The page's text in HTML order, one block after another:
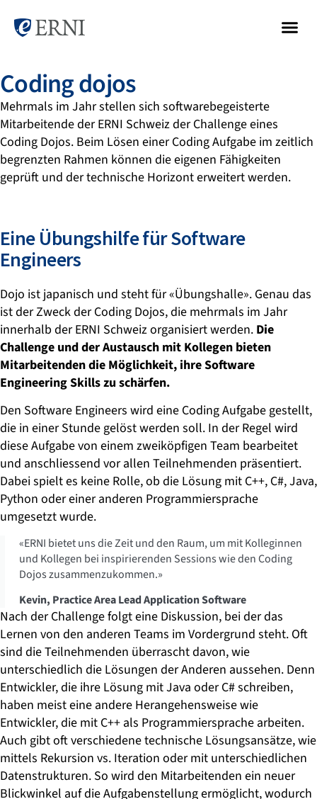
Coding dojos
Mehrmals im Jahr stellen sich softwarebegeisterte
Mitarbeitende der ERNI Schweiz der Challenge eines
Coding Dojos. Beim Lösen einer Coding Aufgabe im zeitlich
begrenzten Rahmen können die eigenen Fähigkeiten
geprüft und der technische Horizont erweitert werden.
Eine Übungshilfe für Software
Engineers
Dojo ist japanisch und steht für «Übungshalle». Genau das
ist der Zweck der Coding Dojos, die mehrmals im Jahr
innerhalb der ERNI Schweiz organisiert werden. Die
Challenge und der Austausch mit Kollegen bieten
Mitarbeitenden die Möglichkeit, ihre Software
Engineering Skills zu schärfen.
Den Software Engineers wird eine Coding Aufgabe gestellt,
die in einer Stunde gelöst werden soll. In der Regel wird
diese Aufgabe von einem zweiköpfigen Team bearbeitet
und anschliessend vor allen Teilnehmenden präsentiert.
Dabei spielt es keine Rolle, ob die Lösung mit C++, C#, Java,
Python oder einer anderen Programmiersprache
umgesetzt wurde.
«ERNI bietet uns die Zeit und den Raum, um mit Kolleginnen
und Kollegen bei inspirierenden Sessions wie den Coding
Dojos zusammenzukommen.»
Kevin, Practice Area Lead Application Software
Nach der Challenge folgt eine Diskussion, bei der das
Lernen von den anderen Teams im Vordergrund steht. Oft
sind die Teilnehmenden überrascht davon, wie
unterschiedlich die Lösungen der Anderen aussehen. Denn
Entwickler, die ihre Lösung mit Java oder C# schreiben,
haben meist eine andere Herangehensweise wie
Entwickler, die mit C++ als Programmiersprache arbeiten.
Auch gibt oft verschiedene technische Lösungsansätze, wie
mittels Rekursion vs. Iteration oder mit unterschiedlichen
Datenstrukturen. So wird den Mitarbeitenden ein neuer
Blickwinkel auf die Aufgabenstellung ermöglicht, wodurch